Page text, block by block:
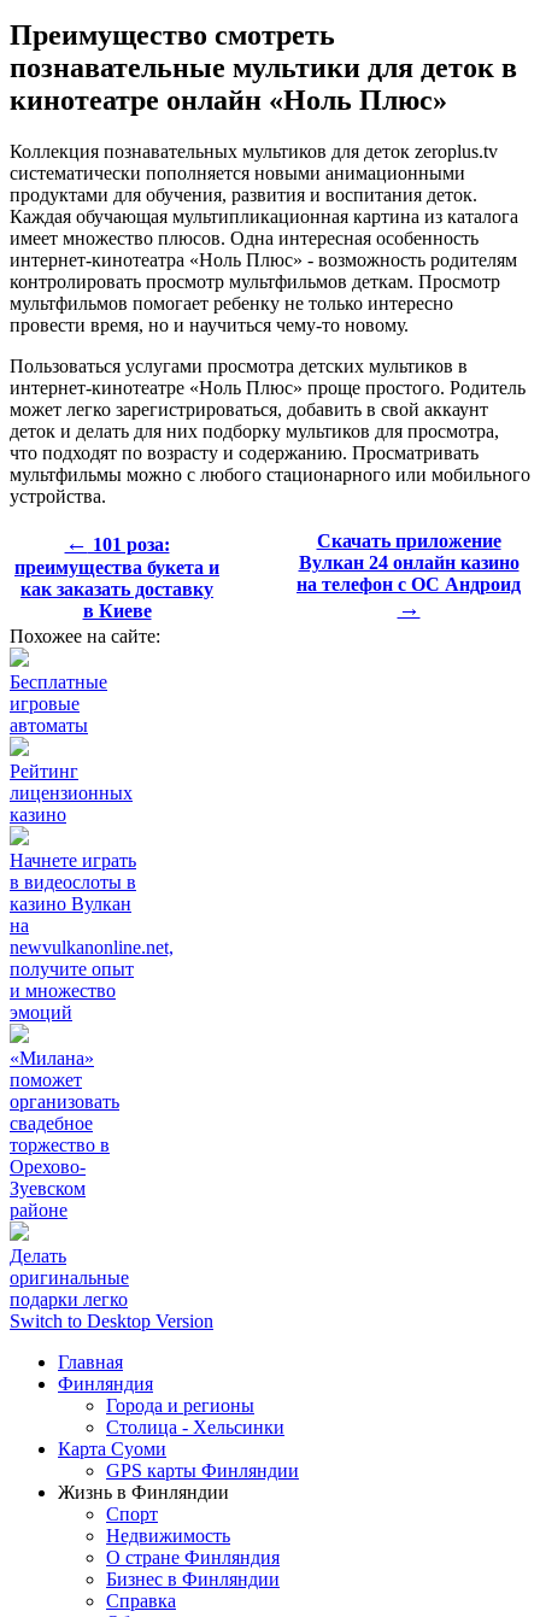
Преимущество смотреть
познавательные мультики для деток в
кинотеатре онлайн «Ноль Плюс»
Коллекция познавательных мультиков для деток zeroplus.tv
систематически пополняется новыми анимационными
продуктами для обучения, развития и воспитания деток.
Каждая обучающая мультипликационная картина из каталога
имеет множество плюсов. Одна интересная особенность
интернет-кинотеатра «Ноль Плюс» - возможность родителям
контролировать просмотр мультфильмов деткам. Просмотр
мультфильмов помогает ребенку не только интересно
провести время, но и научиться чему-то новому.
Пользоваться услугами просмотра детских мультиков в
интернет-кинотеатре «Ноль Плюс» проще простого. Родитель
может легко зарегистрироваться, добавить в свой аккаунт
деток и делать для них подборку мультиков для просмотра,
что подходят по возрасту и содержанию. Просматривать
мультфильмы можно с любого стационарного или мобильного
устройства.
← 101 роза:
преимущества букета и
как заказать доставку
в Киеве
Скачать приложение
Вулкан 24 онлайн казино
на телефон с ОС Андроид
→
Похожее на сайте:
Бесплатные
игровые
автоматы
Рейтинг
лицензионных
казино
Начнете играть
в видеослоты в
казино Вулкан
на
newvulkanonline.net,
получите опыт
и множество
эмоций
«Милана»
поможет
организовать
свадебное
торжество в
Орехово-
Зуевском
районе
Делать
оригинальные
подарки легко
Switch to Desktop Version
Главная
Финляндия
Города и регионы
Столица - Хельсинки
Карта Суоми
GPS карты Финляндии
Жизнь в Финляндии
Спорт
Недвижимость
О стране Финляндия
Бизнес в Финляндии
Справка